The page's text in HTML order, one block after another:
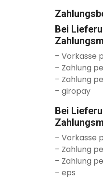
Bei
– Vorkasse
– Zahlung
– Zahlung
– giropay
Bei
– Vorkasse
– Zahlung
– Zahlung
– eps